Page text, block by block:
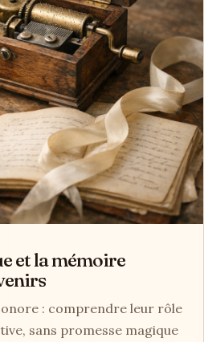
et la mémoire
: comprendre leur rôle
sans promesse magique